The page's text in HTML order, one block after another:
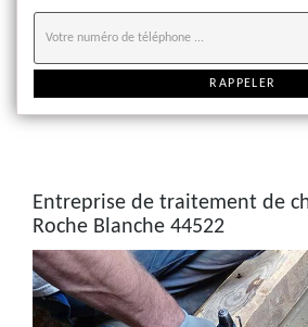
Entreprise de traitement de
Roche Blanche 44522